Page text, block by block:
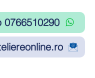
0766510290